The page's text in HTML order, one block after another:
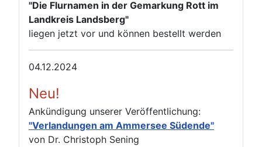
"Die Flurnamen in der Gemarkung Rott im
Landkreis Landsberg"
liegen jetzt vor und können bestellt werden
04.12.2024
Neu!
Ankündigung unserer Veröffentlichung:
"Verlandungen am Ammersee Südende"
von Dr. Christoph Sening